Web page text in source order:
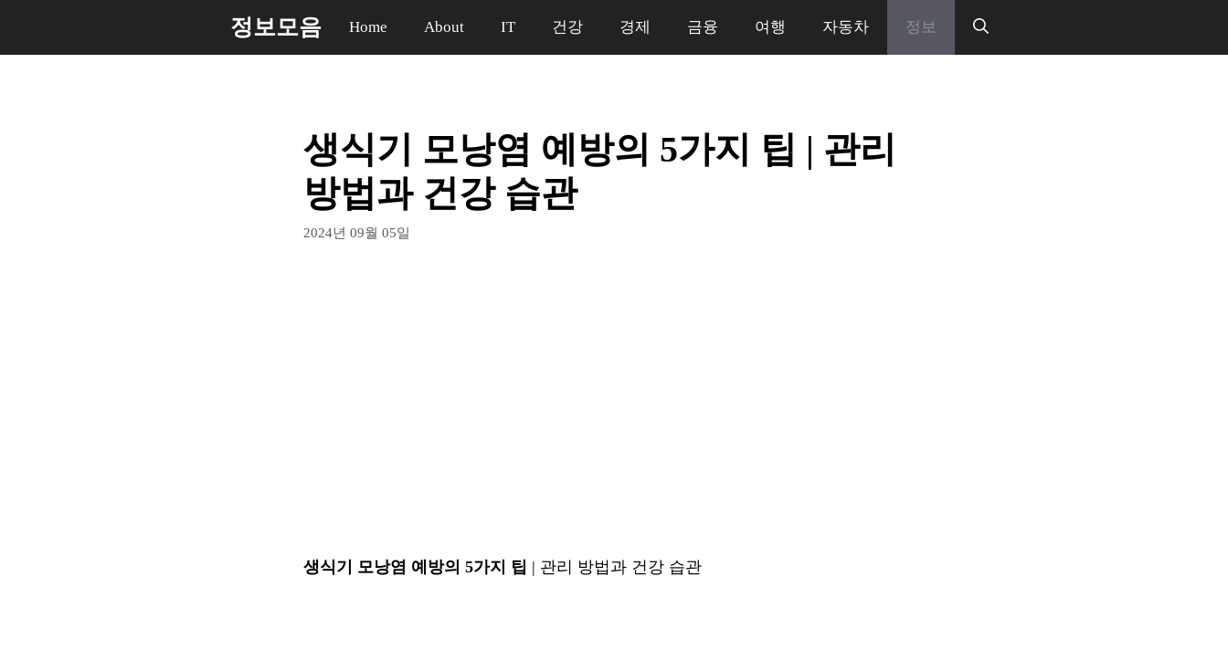
정보모음 Home About IT 건강 경제 금융 여행 자동차 정보
생식기 모낭염 예방의 5가지 팁 | 관리
방법과 건강 습관
2024년 09월 05일
생식기 모낭염 예방의 5가지 팁 | 관리 방법과 건강 습관